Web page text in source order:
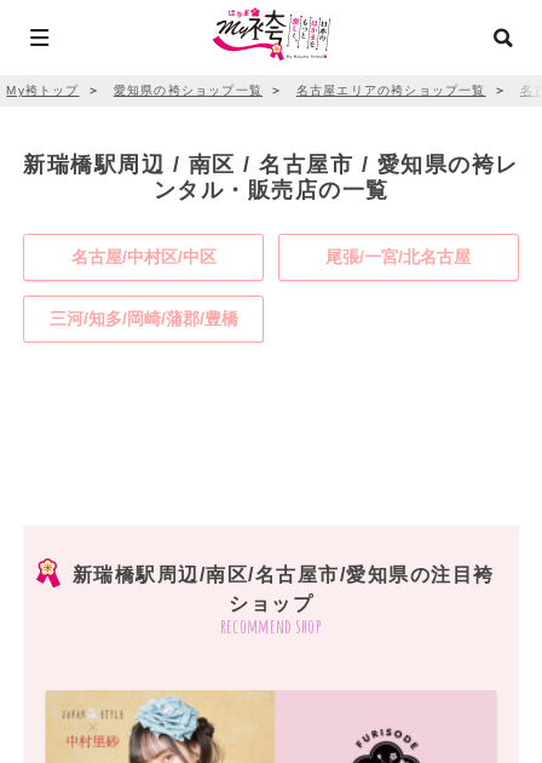
My袴トップ ＞ 愛知県の袴ショップ一覧 ＞ 名古屋エリアの袴ショップ一覧 ＞ 名
新瑞橋駅周辺 / 南区 / 名古屋市 / 愛知県の袴レ
ンタル・販売店の一覧
名古屋/中村区/中区 尾張/一宮/北名古屋
三河/知多/岡崎/蒲郡/豊橋
新瑞橋駅周辺/南区/名古屋市/愛知県の注目袴
ショップ
recommend shop